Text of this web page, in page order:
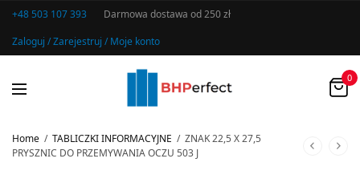
+48 503 107 393 Darmowa dostawa od 250 zł
Zaloguj / Zarejestruj / Moje konto
0
Home / TABLICZKI INFORMACYJNE / ZNAK 22,5 X 27,5
PRYSZNIC DO PRZEMYWANIA OCZU 503 J